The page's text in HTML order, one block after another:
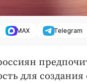
MAX Telegram
для